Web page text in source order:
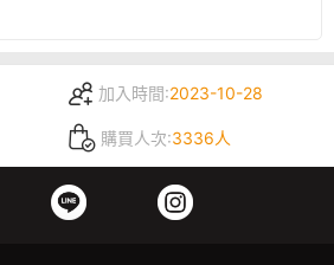
加入時間:2023-10-28
購買人次:3336人